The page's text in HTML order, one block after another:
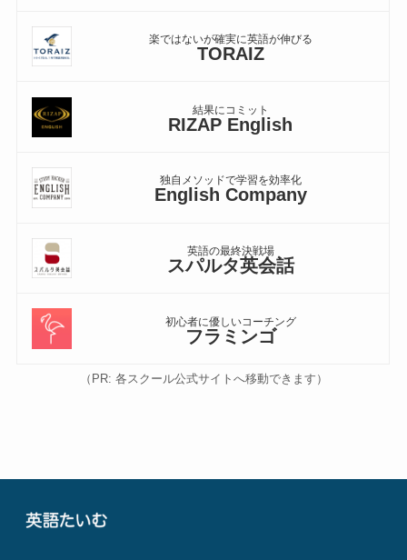
楽ではないが確実に英語が伸びる
TORAIZ
結果にコミット
RIZAP English
独自メソッドで学習を効率化
English Company
英語の最終決戦場
スパルタ英会話
初心者に優しいコーチング
フラミンゴ
（PR: 各スクール公式サイトへ移動できます）